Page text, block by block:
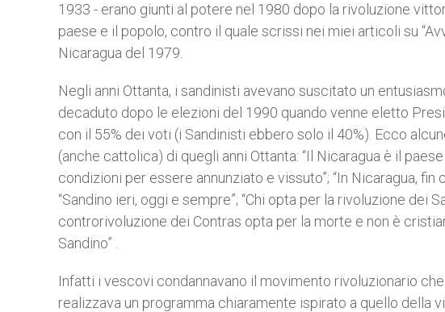
1933 - erano giunti al potere nel 1980 dopo la rivoluzione
paese e il popolo, contro il quale scrissi nei miei articoli su
Nicaragua del 1979.
Negli anni Ottanta, i sandinisti avevano suscitato un
decaduto dopo le elezioni del 1990 quando venne eletto
con il 55% dei voti (i Sandinisti ebbero solo il 40%). Ecco
(anche cattolica) di quegli anni Ottanta: “Il Nicaragua è il
condizioni per essere annunziato e vissuto”; “In Nicaragua,
“Sandino ieri, oggi e sempre”; “Chi opta per la rivoluzione dei
controrivoluzione dei Contras opta per la morte e non è
Sandino” .
Infatti i vescovi condannavano il movimento rivoluzionario
realizzava un programma chiaramente ispirato a quello della